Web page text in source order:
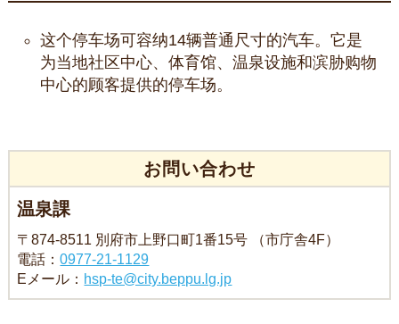
这个停车场可容纳14辆普通尺寸的汽车。它是
为当地社区中心、体育馆、温泉设施和滨胁购物
中心的顾客提供的停车场。
お問い合わせ
温泉課
〒874-8511 別府市上野口町1番15号 （市庁舎4F）
電話：0977-21-1129
Eメール： hsp-te@city.beppu.lg.jp